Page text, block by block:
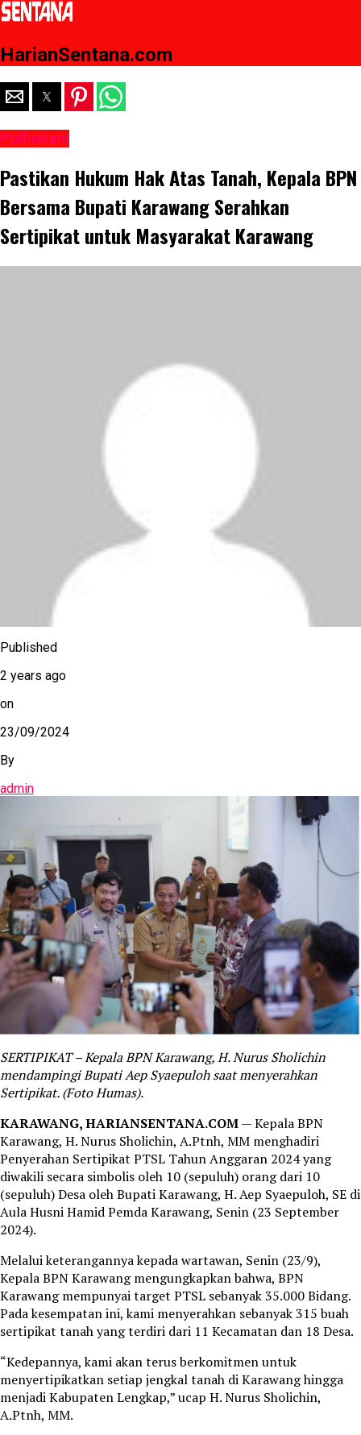
HarianSentana.com
Polhukam
Pastikan Hukum Hak Atas Tanah, Kepala BPN
Bersama Bupati Karawang Serahkan
Sertipikat untuk Masyarakat Karawang
Published
2 years ago
on
23/09/2024
By
admin
SERTIPIKAT – Kepala BPN Karawang, H. Nurus Sholichin
mendampingi Bupati Aep Syaepuloh saat menyerahkan
Sertipikat. (Foto Humas).
KARAWANG, HARIANSENTANA.COM— Kepala BPN
Karawang, H. Nurus Sholichin, A.Ptnh, MM menghadiri
Penyerahan Sertipikat PTSL Tahun Anggaran 2024 yang
diwakili secara simbolis oleh 10 (sepuluh) orang dari 10
(sepuluh) Desa oleh Bupati Karawang, H. Aep Syaepuloh, SE di
Aula Husni Hamid Pemda Karawang, Senin (23 September
2024).
Melalui keterangannya kepada wartawan, Senin (23/9),
Kepala BPN Karawang mengungkapkan bahwa, BPN
Karawang mempunyai target PTSL sebanyak 35.000 Bidang.
Pada kesempatan ini, kami menyerahkan sebanyak 315 buah
sertipikat tanah yang terdiri dari 11 Kecamatan dan 18 Desa.
“Kedepannya, kami akan terus berkomitmen untuk
menyertipikatkan setiap jengkal tanah di Karawang hingga
menjadi Kabupaten Lengkap,” ucap H. Nurus Sholichin,
A.Ptnh, MM.